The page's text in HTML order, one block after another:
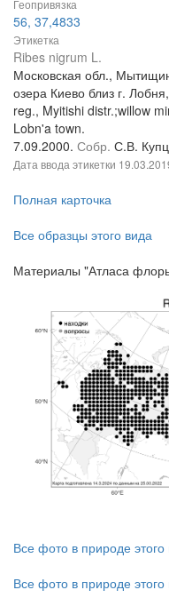
Геопривязка
56, 37,4833
Этикетка
Ribes nigrum L.
Московская обл.,
озера Киево близ г.
reg., Myitishi distr.;willow
Lobn'a town.
7.09.2000. Собр. С.В.
Дата ввода этикетки
Полная карточка
Все образцы этого вида
Материалы "Атласа
Все фото в природе этого
Все фото в природе этого